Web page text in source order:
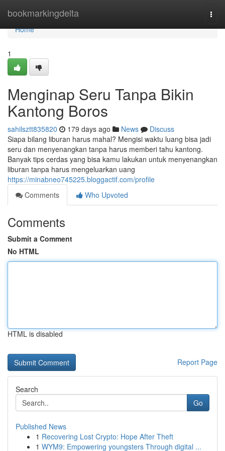
bookmarkingdelta
Home
Home
1
Menginap Seru Tanpa Bikin
Kantong Boros
sahilsztt835820 179 days ago News
Discuss
Siapa bilang liburan harus mahal? Mengisi waktu luang bisa jadi
seru dan menyenangkan tanpa harus memberi tahu kantong.
Banyak tips cerdas yang bisa kamu lakukan untuk menyenangkan
liburan tanpa harus mengeluarkan uang
https://minabneo745225.bloggactif.com/profile
Comments
Who Upvoted
Comments
Submit a Comment
No HTML
HTML is disabled
Report Page
Search
Go
Published News
1 Recovering Lost Crypto: Hope After Theft
1 WYM9: Empowering youngsters Through digital ...